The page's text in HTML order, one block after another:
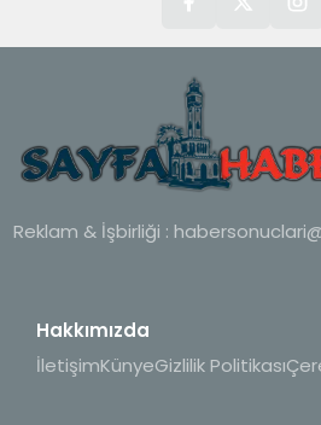
Reklam & İşbirliği :
Hakkımızda
İletişimKünyeGizlilik Politikası